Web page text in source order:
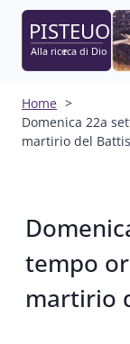
Salta
contenuto
Home
Domenica 22a
martirio del
tempo
martirio